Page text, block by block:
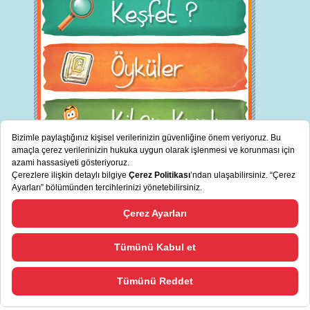
cevreciyiz.com Türkiye’nin sürdürülebilir bankası TSKB tarafından
desteklenmektedir."
Copyright © 2013